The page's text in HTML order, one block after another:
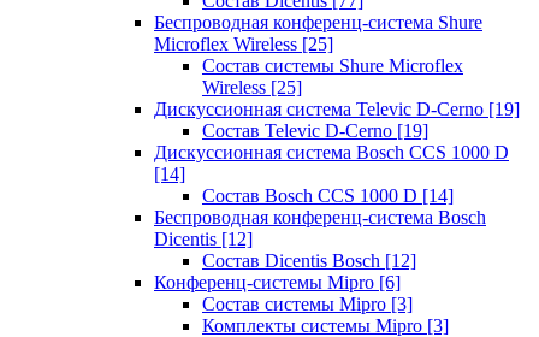
Беспроводная конференц-система Shure
Microflex Wireless [25]
Состав системы Shure Microflex
Wireless [25]
Дискуссионная система Televic D-Cerno [19]
Состав Televic D-Cerno [19]
Дискуссионная система Bosch CCS 1000 D
[14]
Состав Bosch CCS 1000 D [14]
Беспроводная конференц-система Bosch
Dicentis [12]
Состав Dicentis Bosch [12]
Конференц-системы Mipro [6]
Состав системы Mipro [3]
Комплекты системы Mipro [3]